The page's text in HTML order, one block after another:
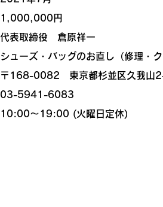
​​​1,000,000円
​​代表取締役 倉原祥一
シューズ・バッグのお直し（修理・ク
〒168-0082 東京都杉並区久我山
03-5941-6083
10:00〜19:00 (火曜日定休)